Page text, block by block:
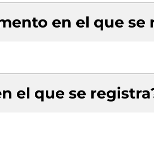
en el que se
el que se